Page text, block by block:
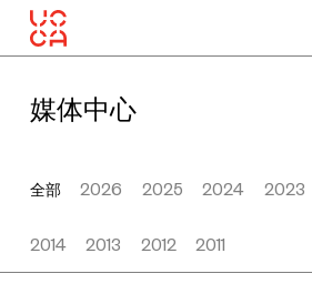
媒体中心
全部 2026 2025 2024 2023
2014 2013 2012 2011